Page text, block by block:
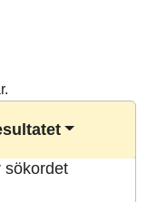
sökordet